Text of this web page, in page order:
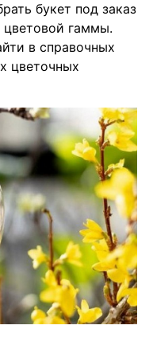
букет под заказ
гаммы.
в справочных
цветочных